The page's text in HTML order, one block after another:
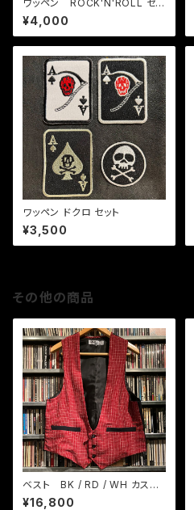
ワッペン ROCK'N'ROLL セッ
ト
¥4,000
ワッペン ドクロ セット
¥3,500
その他の商品
ベスト BK / RD / WH カスリ
織りチェック
¥16,800